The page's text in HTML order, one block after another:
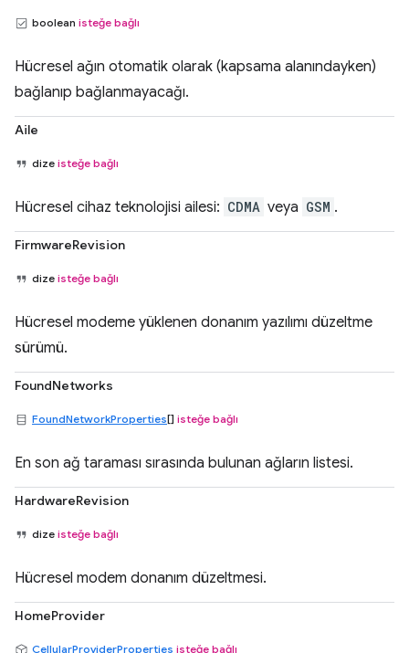
boolean isteğe bağlı
Hücresel ağın otomatik olarak (kapsama alanındayken)
bağlanıp bağlanmayacağı.
Aile
dize isteğe bağlı
Hücresel cihaz teknolojisi ailesi: CDMA veya GSM .
FirmwareRevision
dize isteğe bağlı
Hücresel modeme yüklenen donanım yazılımı düzeltme
sürümü.
FoundNetworks
FoundNetworkProperties[] isteğe bağlı
En son ağ taraması sırasında bulunan ağların listesi.
HardwareRevision
dize isteğe bağlı
Hücresel modem donanım düzeltmesi.
HomeProvider
CellularProviderProperties isteğe bağlı